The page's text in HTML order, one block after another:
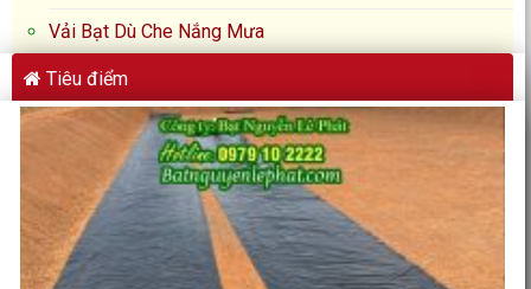
Vải Bạt Dù Che Nắng Mưa
Tiêu điểm